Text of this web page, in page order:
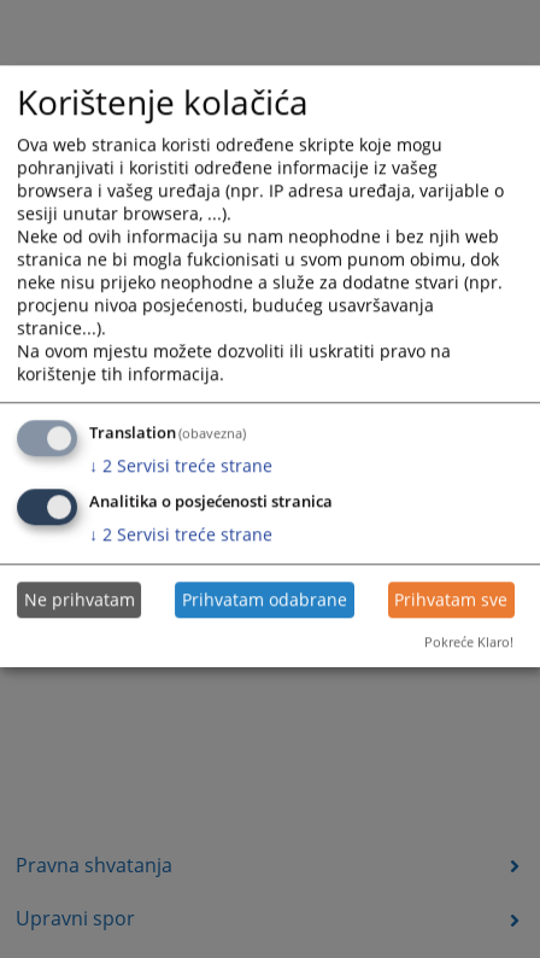
Pravna shvatanja
Upravni spor
Trenutno nema vijesti
Korištenje kolačića
Ova web stranica koristi određene skripte koje mogu
pohranjivati i koristiti određene informacije iz vašeg
browsera i vašeg uređaja (npr. IP adresa uređaja, varijable o
sesiji unutar browsera, ...).
Neke od ovih informacija su nam neophodne i bez njih web
stranica ne bi mogla fukcionisati u svom punom obimu, dok
neke nisu prijeko neophodne a služe za dodatne stvari (npr.
procjenu nivoa posjećenosti, budućeg usavršavanja
stranice...).
Na ovom mjestu možete dozvoliti ili uskratiti pravo na
korištenje tih informacija.
Translation(obavezna)
↓ 2 Servisi treće strane
Analitika o posjećenosti stranica
↓ 2 Servisi treće strane
Ne prihvatam Prihvatam odabrane Prihvatam sve
Pokreće Klaro!